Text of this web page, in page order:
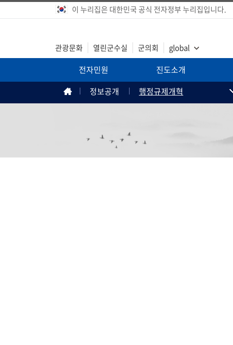
이 누리집은 대한민국 공식 전자정부 누리집입니다.
관광문화 열린군수실 군의회 global
전자민원 진도소개
정보공개
행정규제개혁